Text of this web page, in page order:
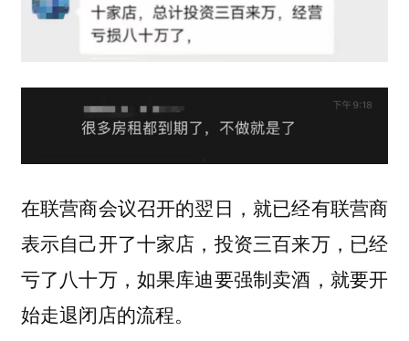
在联营商会议召开的翌日，就已经有联营商
表示自己开了十家店，投资三百来万，已经
亏了八十万，如果库迪要强制卖酒，就要开
始走退闭店的流程。